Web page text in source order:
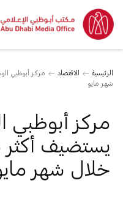
الرئيسية الاقتصاد
شهر مايو
مركز أبوظبي
خلال شهر